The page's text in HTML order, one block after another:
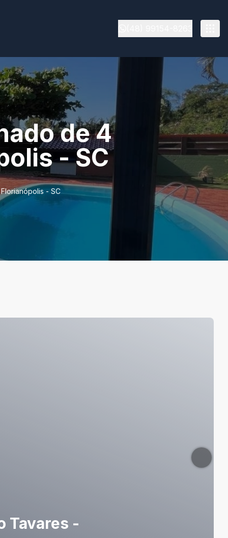
de 4
- SC
- SC
Tavares -